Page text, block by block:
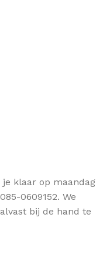
klaar op maandag
0609152. We
bij de hand te